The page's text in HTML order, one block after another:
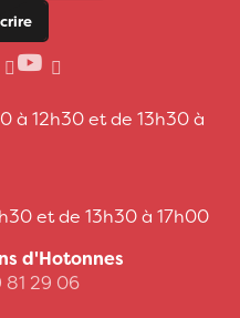
à 12h30 et de 13h30 à
et de 13h30 à 17h00
d'Hotonnes
81 29 06